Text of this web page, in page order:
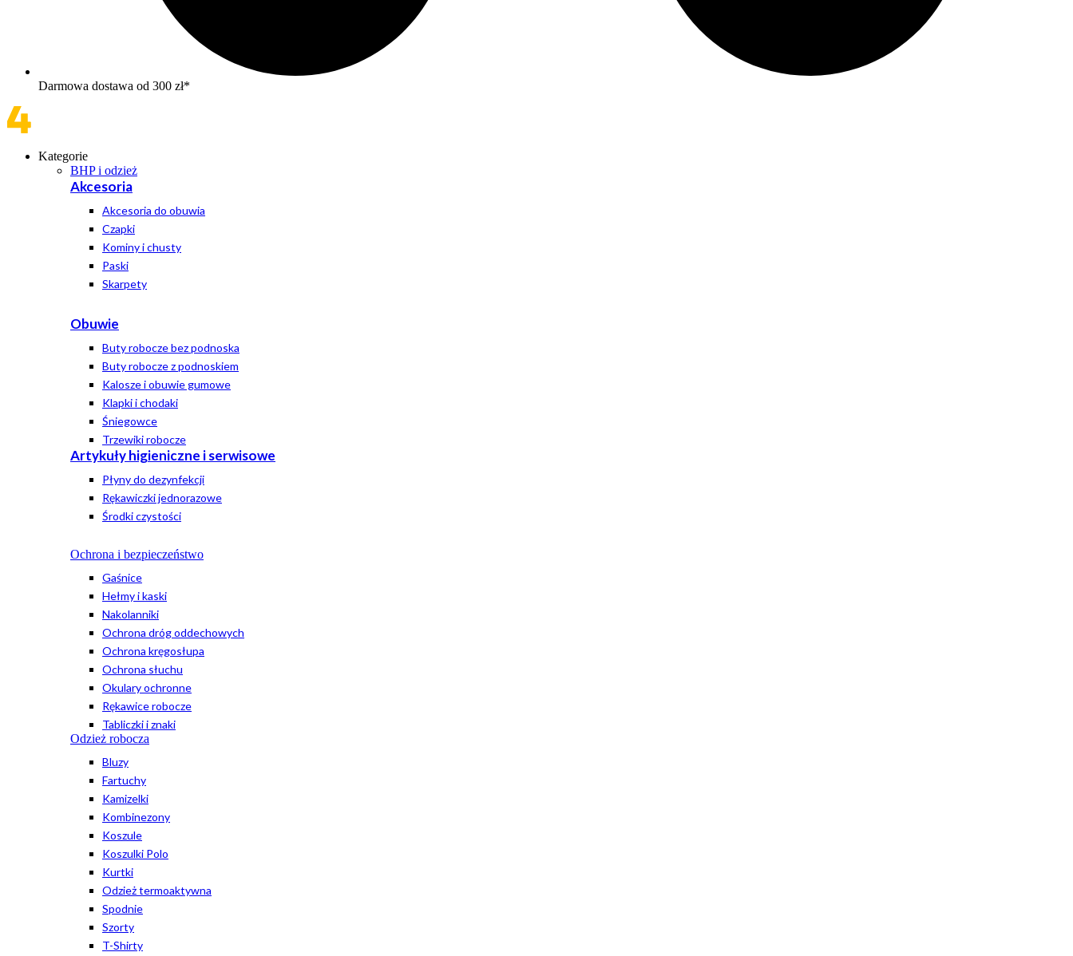
Darmowa dostawa od 300 zł*
Kategorie
BHP i odzież
Akcesoria
Akcesoria do obuwia
Czapki
Kominy i chusty
Paski
Skarpety
Obuwie
Buty robocze bez podnoska
Buty robocze z podnoskiem
Kalosze i obuwie gumowe
Klapki i chodaki
Śniegowce
Trzewiki robocze
Artykuły higieniczne i serwisowe
Płyny do dezynfekcji
Rękawiczki jednorazowe
Środki czystości
Ochrona i bezpieczeństwo
Gaśnice
Hełmy i kaski
Nakolanniki
Ochrona dróg oddechowych
Ochrona kręgosłupa
Ochrona słuchu
Okulary ochronne
Rękawice robocze
Tabliczki i znaki
Odzież robocza
Bluzy
Fartuchy
Kamizelki
Kombinezony
Koszule
Koszulki Polo
Kurtki
Odzież termoaktywna
Spodnie
Szorty
T-Shirty